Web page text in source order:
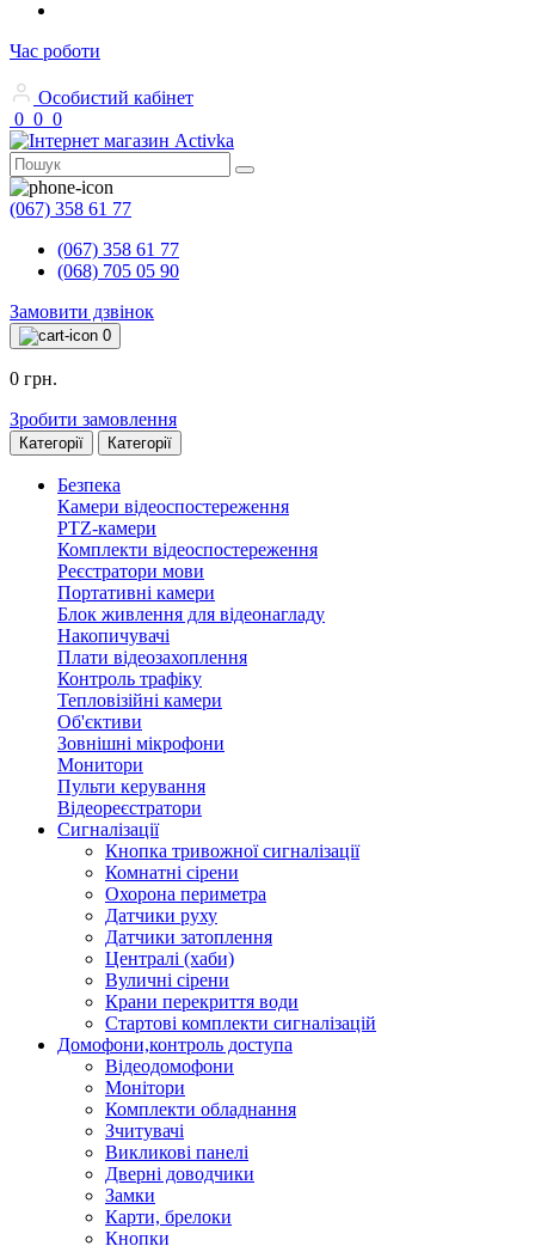
Час роботи
Особистий кабінет
0 0 0
(067) 358 61 77
(067) 358 61 77
(068) 705 05 90
Замовити дзвінок
0
0 грн.
Зробити замовлення
Категорії Категорії
Безпека
Камери відеоспостереження
PTZ-камери
Комплекти відеоспостереження
Реєстратори мови
Портативні камери
Блок живлення для відеонагладу
Накопичувачі
Плати відеозахоплення
Контроль трафіку
Тепловізійні камери
Об'єктиви
Зовнішні мікрофони
Монитори
Пульти керування
Відеореєстратори
Сигналізації
Кнопка тривожної сигналізації
Комнатні сірени
Охорона периметра
Датчики руху
Датчики затоплення
Централі (хаби)
Вуличні сірени
Крани перекриття води
Стартові комплекти сигналізацій
Домофони,контроль доступа
Відеодомофони
Монітори
Комплекти обладнання
Зчитувачі
Викликові панелі
Дверні доводчики
Замки
Карти, брелоки
Кнопки